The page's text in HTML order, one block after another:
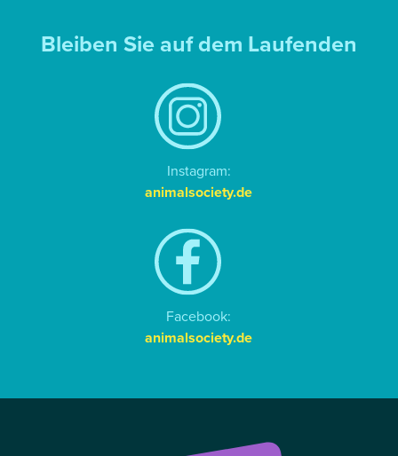
Bleiben Sie auf dem Laufenden
Instagram:
animalsociety.de
Facebook:
animalsociety.de